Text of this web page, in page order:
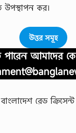
উপস্থাপন কর।
উত্তর সমূহ
পারেন আমাদের কে
রেড ক্রিসেন্ট